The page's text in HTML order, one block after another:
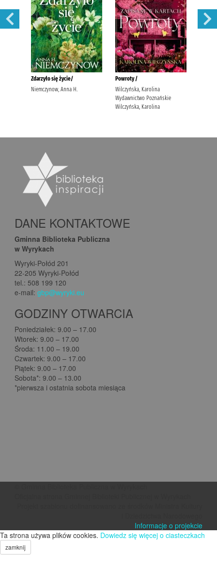
DANE KONTAKTOWE
Gminna Biblioteka Publiczna
w Wyrykach
Wyryki-Połód 201
22-205 Wyryki-Połód
tel.: 508 199 120
e-mail: gbp@wyryki.eu
GODZINY OTWARCIA
Poniedziałek: 9.00 – 17.00
Wtorek: 9.00 – 17.00
Środa: 11.00 – 19.00
Czwartek: 9.00 – 17.00
Piątek: 9.00 – 17.00
Sobota*: 9.00 – 13.00
*pierwsza i ostatnia sobota miesiąca
Informacje o projekcie
Ta strona używa plików cookies. Dowiedz się więcej o ciasteczkach
zamknij